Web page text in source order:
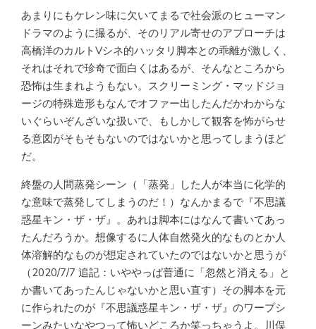
あまりにもケレン味に欠いてまるで社会派のヒューマン
ドラマのように撮るが、そのリアル寄せのアプローチは
高橋洋のカルトVシネ的ハッタリ脚本との乖離が激しく、
それはそれで珍奇で面白くはあるが、そんなところから
恐怖は生まれようもない。スクリーミング・マッドジョ
ージの特殊造形もなんでオファー出したんだかわからな
いぐらいぞんざいな扱いで、もしかして観客を怖がらせ
る意図がそもそもないのではないかと思ってしまうほど
だ。
終盤の人間蒸発シーン（「蒸発」した人が本当に化学的
な意味で蒸発してしまうのだ！）なんかまるで『不思議
惑星キン・ザ・ザ』。あれは脚本にはなんて書いてあっ
たんだろうか。想像するに人体自然発火的なものとか人
体溶解的なものが想定されていたのではないかと思うが
（2020/7/7 追記：いややっぱ普通に「忽然と消える」と
か書いてあったんじゃないかと思い直す）その脚本を元
に作られたのが『不思議惑星キン・ザ・ザ』のワープシ
ーンみたいなやつって怖いどころか笑っちゃうよ。川俣